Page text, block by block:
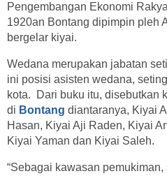
Pengembangan Ekonomi
1920an Bontang dipimpin pleh
bergelar kiyai.
Wedana merupakan jabatan
ini posisi asisten wedana,
kota. Dari buku itu, disebutkan
di Bontang diantaranya, Kiyai
Hasan, Kiyai Aji Raden, Kiyai
Kiyai Yaman dan Kiyai Saleh.
“Sebagai kawasan